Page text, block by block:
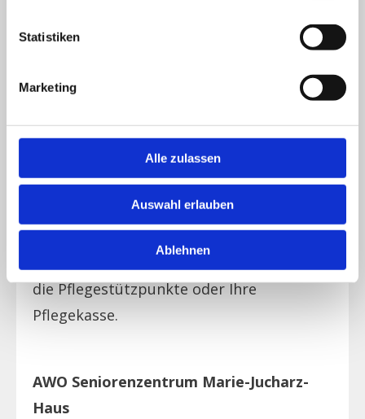
Statistiken
Marketing
Alle zulassen
Auswahl erlauben
Ablehnen
Pflegegrad 1
Pflegegrad 2
Pflegegrad 5
Beratung zu den Kosten /
die Pflegestützpunkte oder Ihre
Pflegekasse.
AWO Seniorenzentrum Marie-Jucharz-
Haus